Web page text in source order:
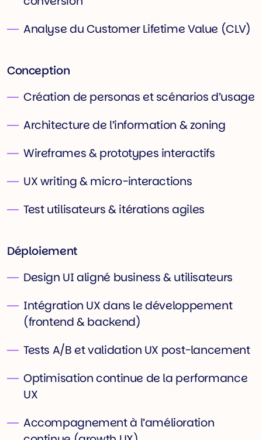
Analyse du Customer Lifetime Value (CLV)
Conception
Création de personas et scénarios d’usage
Architecture de l’information & zoning
Wireframes & prototypes interactifs
UX writing & micro-interactions
Test utilisateurs & itérations agiles
Déploiement
Design UI aligné business & utilisateurs
Intégration UX dans le développement
(frontend & backend)
Tests A/B et validation UX post-lancement
Optimisation continue de la performance
UX
Accompagnement à l’amélioration